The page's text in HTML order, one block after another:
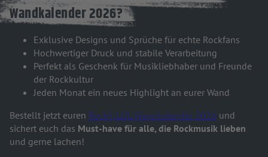
Wandkalender 2026?
Exklusive Designs und Sprüche für echte Rockfans
Hochwertiger Druck und stabile Verarbeitung
Perfekt als Geschenk für Musikliebhaber und Freunde
der Rockkultur
Jeden Monat ein neues Highlight an eurer Wand
Bestellt jetzt euren Rock’n’LOL Wandkalender 2026 und
sichert euch das Must-have für alle, die Rockmusik lieben
und gerne lachen!